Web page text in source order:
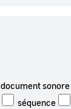
document sonore
séquence